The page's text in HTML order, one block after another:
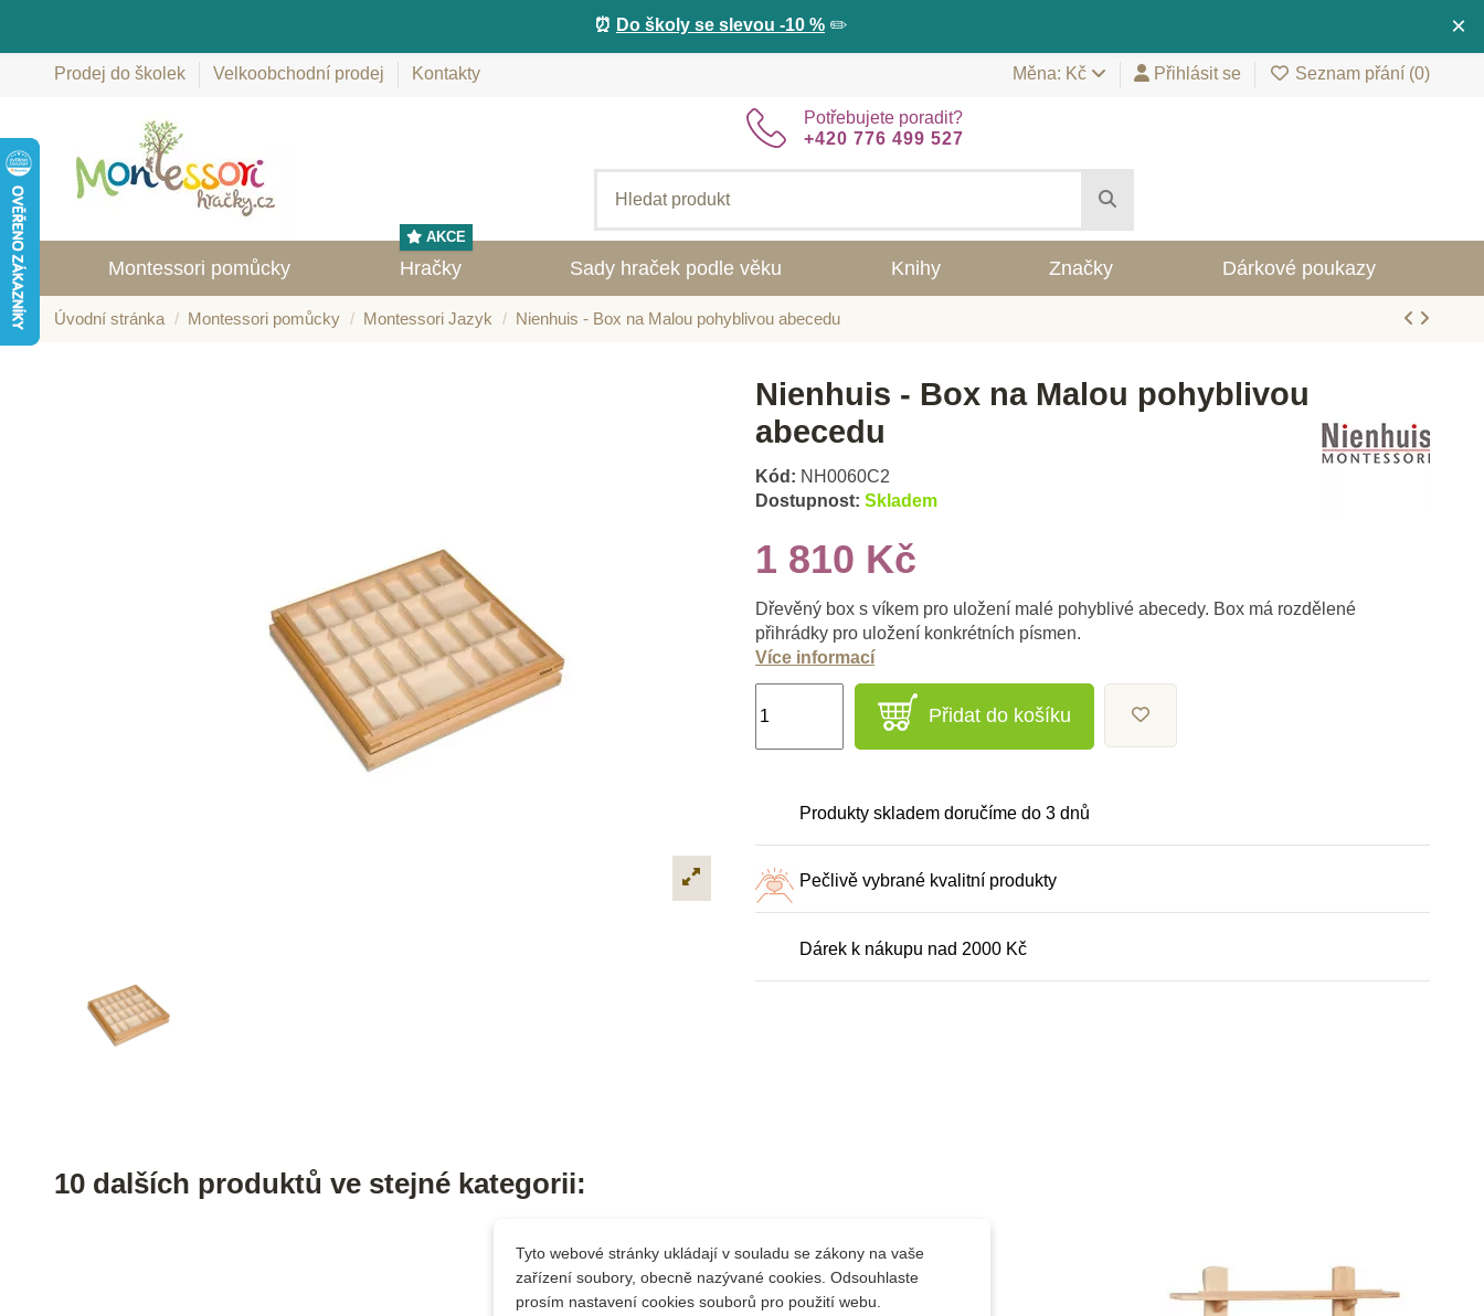
×
⏰ Do školy se slevou -10 % ✏️
Prodej do školek Velkoobchodní prodej Kontakty Měna: Kč Přihlásit se Seznam přání (0)
Potřebujete poradit?
+420 776 499 527
Montessori pomůcky Hračky
AKCE
Sady hraček podle věku Knihy Značky Dárkové poukazy
Úvodní stránka Montessori pomůcky Montessori Jazyk Nienhuis - Box na Malou pohyblivou abecedu
Nienhuis - Box na Malou pohyblivou
abecedu
Kód: NH0060C2
Dostupnost: Skladem
1 810 Kč
Dřevěný box s víkem pro uložení malé pohyblivé abecedy. Box má rozdělené
přihrádky pro uložení konkrétních písmen.
Více informací
Přidat do košíku
Produkty skladem doručíme do 3 dnů
Pečlivě vybrané kvalitní produkty
Dárek k nákupu nad 2000 Kč
10 dalších produktů ve stejné kategorii:
Tyto webové stránky ukládají v souladu se zákony na vaše
zařízení soubory, obecně nazývané cookies. Odsouhlaste
prosím nastavení cookies souborů pro použití webu.